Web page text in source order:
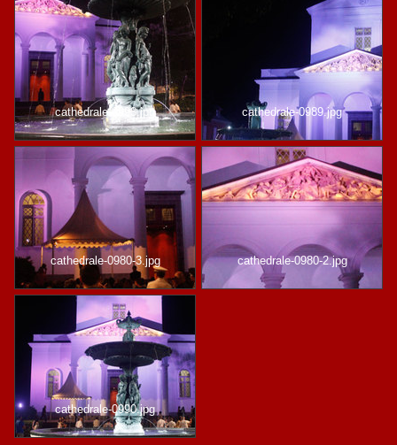
cathedrale-0993.jpg cathedrale-0989.jpg
cathedrale-0980-3.jpg cathedrale-0980-2.jpg
cathedrale-0990.jpg